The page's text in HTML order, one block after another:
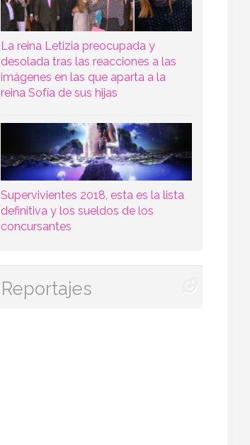
La reina Letizia preocupada y
desolada tras las reacciones a las
imágenes en las que aparta a la
reina Sofía de sus hijas
Supervivientes 2018, esta es la lista
definitiva y los sueldos de los
concursantes
Reportajes